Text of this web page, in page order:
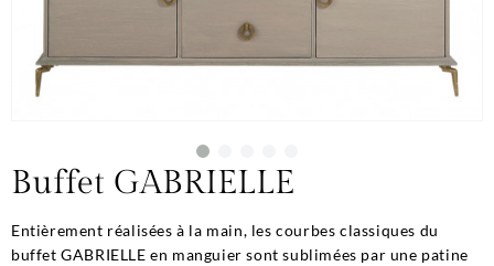
Buffet GABRIELLE
Entièrement réalisées à la main, les courbes classiques du
buffet GABRIELLE en manguier sont sublimées par une patine